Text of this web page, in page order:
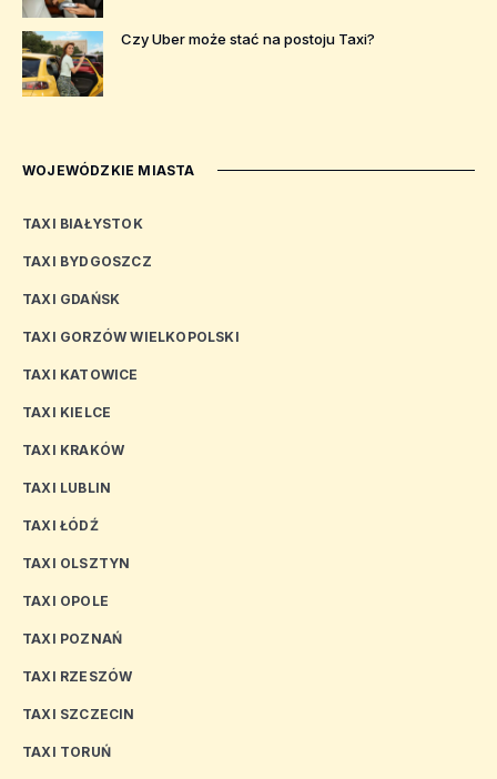
Czy Uber może stać na postoju Taxi?
WOJEWÓDZKIE MIASTA
TAXI BIAŁYSTOK
TAXI BYDGOSZCZ
TAXI GDAŃSK
TAXI GORZÓW WIELKOPOLSKI
TAXI KATOWICE
TAXI KIELCE
TAXI KRAKÓW
TAXI LUBLIN
TAXI ŁÓDŹ
TAXI OLSZTYN
TAXI OPOLE
TAXI POZNAŃ
TAXI RZESZÓW
TAXI SZCZECIN
TAXI TORUŃ